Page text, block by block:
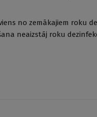
no zemākajiem roku
neaizstāj roku